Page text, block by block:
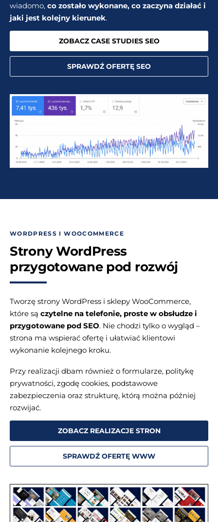
wiadomo, co zostało wykonane, co zaczyna działać i
jaki jest kolejny kierunek.
ZOBACZ CASE STUDIES SEO
SPRAWDŹ OFERTĘ SEO
WORDPRESS I WOOCOMMERCE
Strony WordPress
przygotowane pod rozwój
Tworzę strony WordPress i sklepy WooCommerce,
które są czytelne na telefonie, proste w obsłudze i
przygotowane pod SEO. Nie chodzi tylko o wygląd –
strona ma wspierać ofertę i ułatwiać klientowi
wykonanie kolejnego kroku.
Przy realizacji dbam również o formularze, politykę
prywatności, zgodę cookies, podstawowe
zabezpieczenia oraz strukturę, którą można później
rozwijać.
ZOBACZ REALIZACJE STRON
SPRAWDŹ OFERTĘ WWW